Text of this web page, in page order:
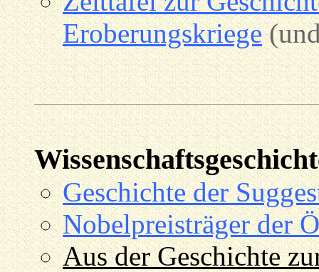
Eroberungskriege
Geschichte der
Nobelpreisträger der
Aus der Geschichte